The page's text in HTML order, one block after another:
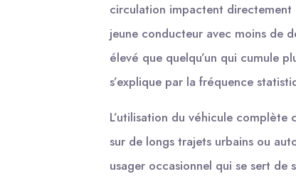
circulation impactent directement
jeune conducteur avec moins de
élevé que quelqu’un qui cumule
s’explique par la fréquence
L’utilisation du véhicule
sur de longs trajets urbains ou
usager occasionnel qui se sert de